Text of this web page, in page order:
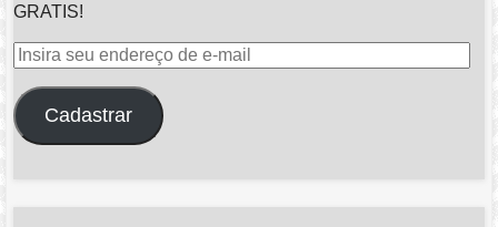
GRATIS!
Insira
endereço
de
Cadastrar